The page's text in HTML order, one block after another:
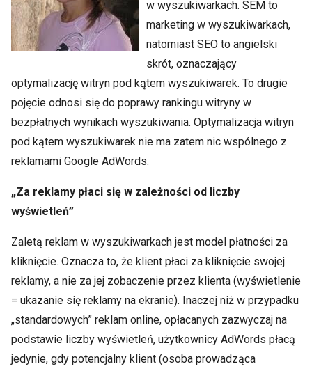
w wyszukiwarkach. SEM to
marketing w wyszukiwarkach,
natomiast SEO to angielski
skrót, oznaczający
optymalizację witryn pod kątem wyszukiwarek. To drugie
pojęcie odnosi się do poprawy rankingu witryny w
bezpłatnych wynikach wyszukiwania. Optymalizacja witryn
pod kątem wyszukiwarek nie ma zatem nic wspólnego z
reklamami Google AdWords.
„Za reklamy płaci się w zależności od liczby
wyświetleń”
Zaletą reklam w wyszukiwarkach jest model płatności za
kliknięcie. Oznacza to, że klient płaci za kliknięcie swojej
reklamy, a nie za jej zobaczenie przez klienta (wyświetlenie
= ukazanie się reklamy na ekranie). Inaczej niż w przypadku
„standardowych” reklam online, opłacanych zazwyczaj na
podstawie liczby wyświetleń, użytkownicy AdWords płacą
jedynie, gdy potencjalny klient (osoba prowadząca